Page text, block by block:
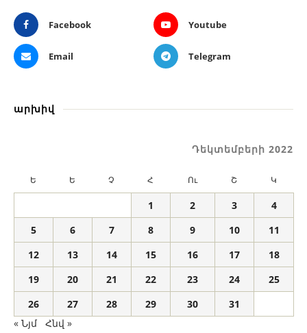
Facebook Youtube
Email Telegram
արխիվ
Դեկտեմբերի 2022
Ե Ե Չ Հ Ու Շ Կ
1 2 3
4
5
6 7 8 9 10
11
12
13 14 15 16 17
18
19
20 21 22 23 24
25
26
27 28 29 30
31
« Նյմ
Հնվ »